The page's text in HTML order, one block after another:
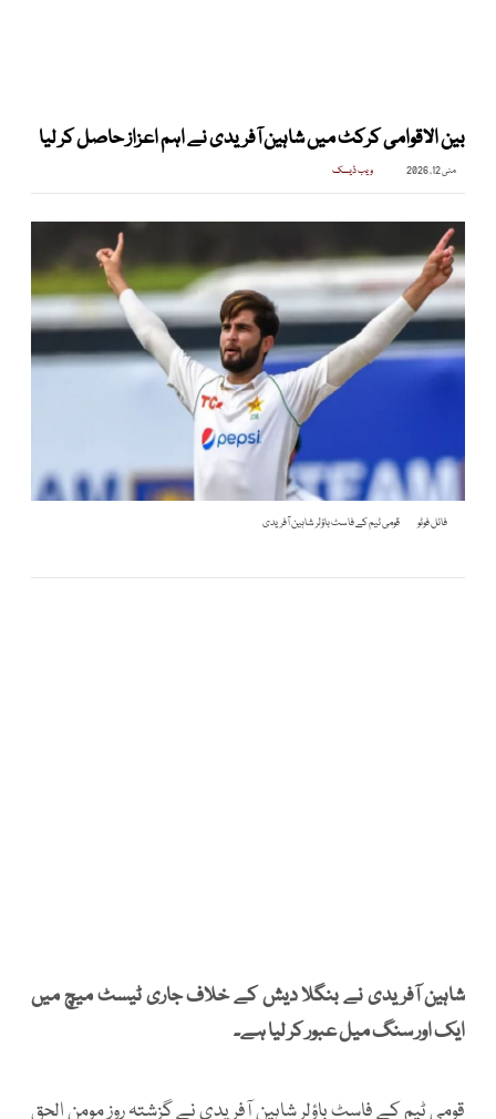
بین الاقوامی کرکٹ میں شاہین آفریدی نے اہم اعزاز حاصل کر لیا
مئی 12, 2026 ویب ڈیسک
فائل فوٹو قومی ٹیم کے فاسٹ باؤلر شاہین آفریدی
شاہین آفریدی نے بنگلا دیش کے خلاف جاری ٹیسٹ میچ میں
ایک اور سنگ میل عبور کر لیا ہے۔
قومی ٹیم کے فاسٹ باؤلر شاہین آفریدی نے گزشتہ روز مومن الحق